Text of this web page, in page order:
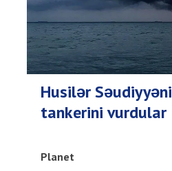
Husilər
tankerini vurdular
Planet